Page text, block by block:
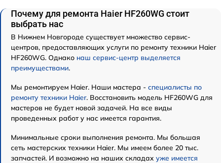
Почему для ремонта Haier HF260WG стоит
выбрать нас
В Нижнем Новгороде существует множество сервис-
центров, предоставляющих услуги по ремонту техники Haier
HF260WG. Однако наш сервис-центр выделяется
преимуществами.
Мы ремонтируем Haier. Наши мастера - специалисты по
ремонту техники Haier. Восстановить модель HF260WG для
мастеров не будет новой задачей. На все виды
проведенных работ у нас имеется гарантия.
Минимальные сроки выполнения ремонта. Мы большая
сеть мастерских техники Haier. Мы имеем более 20 тыс.
запчастей. И возможно на наших складах уже имеется